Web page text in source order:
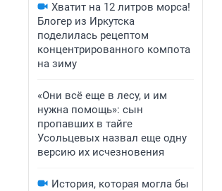
Хватит на 12 литров морса!
Блогер из Иркутска
поделилась рецептом
концентрированного компота
на зиму
«Они всё еще в лесу, и им
нужна помощь»: сын
пропавших в тайге
Усольцевых назвал еще одну
версию их исчезновения
История, которая могла бы